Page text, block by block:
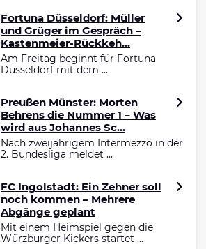
Fortuna Düsseldorf: Müller
und Grüger im Gespräch –
Kastenmeier-Rückkeh...
Am Freitag beginnt für Fortuna
Düsseldorf mit dem ...
Preußen Münster: Morten
Behrens die Nummer 1 – Was
wird aus Johannes Sc...
Nach zweijährigem Intermezzo in der
2. Bundesliga meldet ...
FC Ingolstadt: Ein Zehner soll
noch kommen – Mehrere
Abgänge geplant
Mit einem Heimspiel gegen die
Würzburger Kickers startet ...